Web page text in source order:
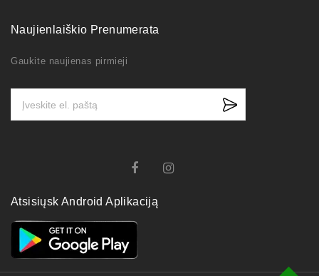
Naujienlaiškio Prenumerata
Gaukite naujienas pirmieji
Atsisiųsk Android Aplikaciją